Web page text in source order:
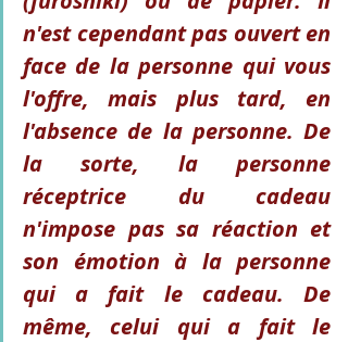
n'est cependant pas ouvert en
face de la personne qui vous
l'offre, mais plus tard, en
l'absence de la personne. De
la sorte, la personne
réceptrice du cadeau
n'impose pas sa réaction et
son émotion à la personne
qui a fait le cadeau. De
même, celui qui a fait le